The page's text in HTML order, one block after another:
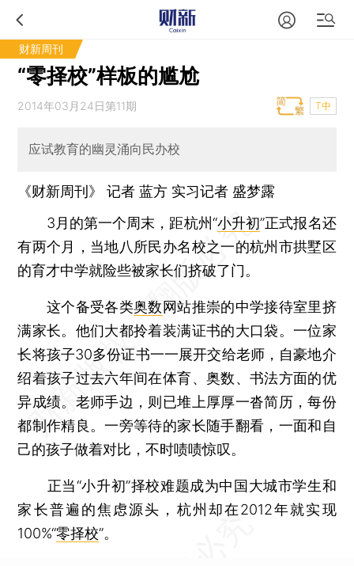
财新周刊
“零择校”样板的尴尬
2014年03月24日第11期 T中
应试教育的幽灵涌向民办校
《财新周刊》 记者蓝方 实习记者 盛梦露
3月的第一个周末，距杭州“小升初”正式报名还
有两个月，当地八所民办名校之一的杭州市拱墅区
的育才中学就险些被家长们挤破了门。
这个备受各类奥数 网站推崇的中学接待室里挤
满家长。他们大都拎着装满证书的大口袋。一位家
长将孩子30多份证书一一展开交给老师，自豪地介
绍着孩子过去六年间在体育、奥数、书法方面的优
异成绩。老师手边，则已堆上厚厚一沓简历，每份
都制作精良。一旁等待的家长随手翻看，一面和自
己的孩子做着对比，不时啧啧惊叹。
正当“小升初”择校难题成为中国大城市学生和
家长普遍的焦虑源头，杭州却在2012年就实现
100%“零择校”。